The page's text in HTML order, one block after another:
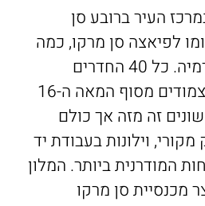
העיר ברובע סן
לפיאצה סן מרקו, כמה
צעדים ממוזיאון האקדמיה. כל 40 החדרים
ממוקמים ב-2 בניינים צמודים מסוף המאה ה-16
זה מזה אך כולם
וילונות בעבודת יד
המודרנית ביותר. המלון
מכנסיית סן מרקו